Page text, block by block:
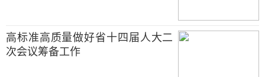
高标准高质量做好省十四届人大二
次会议筹备工作